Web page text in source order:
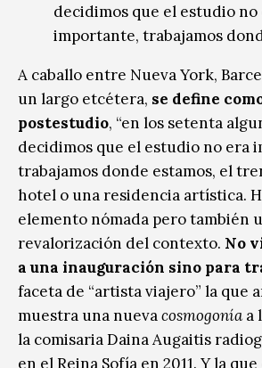
decidimos que el estudio no
importante, trabajamos
A caballo entre Nueva York,
un largo etcétera, se define
postestudio, “en los setenta
decidimos que el estudio no era
trabajamos donde estamos, el
hotel o una residencia artística.
elemento nómada pero también
revalorización del contexto. No
a una inauguración sino para
faceta de “artista viajero” la que
muestra una nuevacosmogonía a
la comisaria Daina Augaitis
en elReina Sofía en 2011. Y la